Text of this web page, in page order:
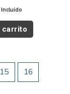
Incluido
carrito
15 16